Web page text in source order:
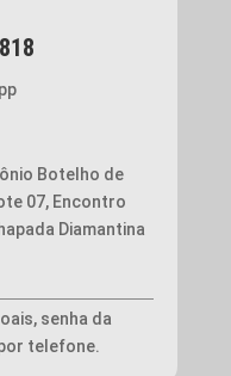
Botelho de
07, Encontro
Diamantina
senha da
telefone.